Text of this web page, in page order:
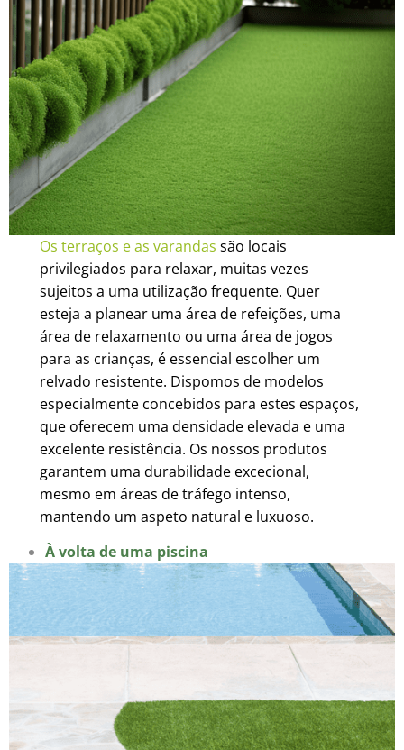
Os terraços e as varandas são locais
privilegiados para relaxar, muitas vezes
sujeitos a uma utilização frequente. Quer
esteja a planear uma área de refeições, uma
área de relaxamento ou uma área de jogos
para as crianças, é essencial escolher um
relvado resistente. Dispomos de modelos
especialmente concebidos para estes espaços,
que oferecem uma densidade elevada e uma
excelente resistência. Os nossos produtos
garantem uma durabilidade excecional,
mesmo em áreas de tráfego intenso,
mantendo um aspeto natural e luxuoso.
À volta de uma piscina